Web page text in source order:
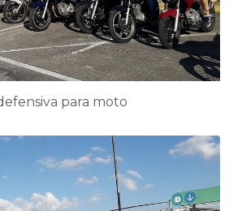
para moto